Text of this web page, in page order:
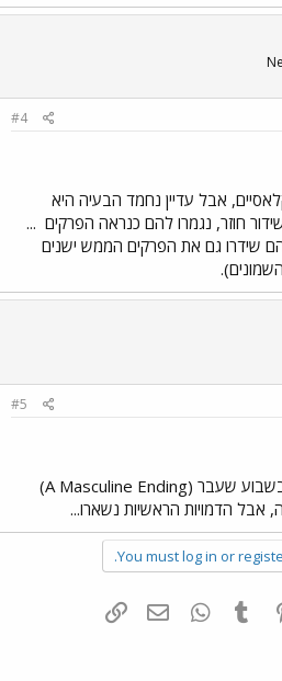
#4
אבל עדיין נחמד הבעיה היא
חוזר, נגמרו להם כנראה הפרקים ...
שידרו גם את הפרקים הממש ישנים
#5
ההמשך לסדרה ששודרה בשבוע שעבר (A Masculine Ending)
אבל הדמויות הראשיות נשארו...
You must log in or
Pinterest
Tumblr
WhatsAppדואר אלקטרוני